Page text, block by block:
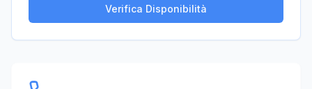
Verifica Disponibilità